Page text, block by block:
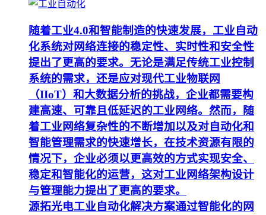
随着工业4.0和智能制造的快速发展，工业自动
化系统对网络连接的稳定性、实时性和安全性
提出了更高的要求。无论是满足传统工业控制
系统的需求，还是应对现代工业物联网
（IIoT）和大数据分析的挑战，企业都需要构
建高速、可靠且低延迟的工业网络。然而，随
着工业网络复杂性的不断增加以及对自动化和
智能管理需求的快速增长，在技术资源有限的
情况下，企业必须以更高效的方式实现安全、
稳定和智能化的运营，这对工业网络架构设计
与管理能力提出了更高的要求。
源拓光电工业自动化解决方案通过智能化的网